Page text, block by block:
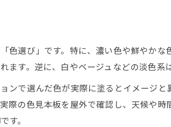
柔軟性重視なら水性と油性ど
外壁塗装でよくある水性・油性
弾性塗料の水性・油性の違いと
外壁塗装で失敗しない塗料種別
色選び」です。特に、濃い色や鮮やか
ます。逆に、白やベージュなどの淡色系
ンで選んだ色が実際に塗るとイメージ
際の色見本板を屋外で確認し、天候や
す。
お問い合わせはこちら
お問い合わせはこちら